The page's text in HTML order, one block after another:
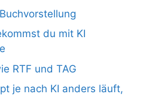
du mit KI
RTF und TAG
je nach KI anders läuft,